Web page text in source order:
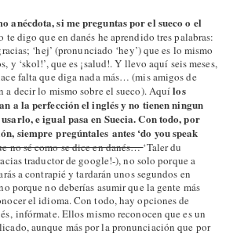
anécdota, si me preguntas por el sueco o el
te digo que en danés he aprendido tres palabras:
‘hej’ (pronunciado ‘hey’) que es lo mismo
y ‘skol!’, que es ¡salud!. Y llevo aquí seis meses,
falta que diga nada más… (mis amigos de
a decir lo mismo sobre el sueco). Aquílos
a la perfección el inglés y no tienen ningun
e igual pasa en Suecia. Con todo, por
siempre pregúntales antes ‘do you speak
no sé como se dice en danés…‘Taler du
traductor de google!-), no solo porque a
a contrapié y tardarán unos segundos en
porque no deberías asumir que la gente más
el idioma. Con todo, hay opciones de
infórmate. Ellos mismo reconocen que es un
aunque más por la pronunciación que por